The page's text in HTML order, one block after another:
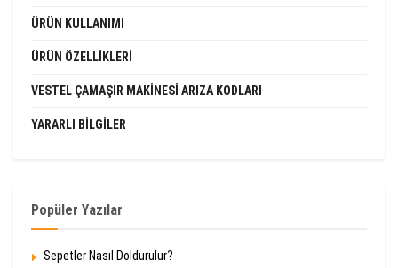
ÜRÜN KULLANIMI
ÜRÜN ÖZELLIKLERI
VESTEL ÇAMAŞIR MAKINESI ARIZA KODLARI
YARARLI BILGILER
Popüler Yazılar
Sepetler Nasıl Doldurulur?